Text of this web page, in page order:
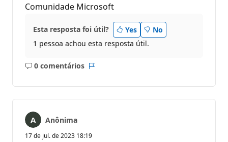
Comunidade Microsoft
Esta resposta foi útil? Yes
No
1 pessoa achou esta resposta útil.
0 comentários
Sem
Anônima
17 de jul. de 2023 18:19